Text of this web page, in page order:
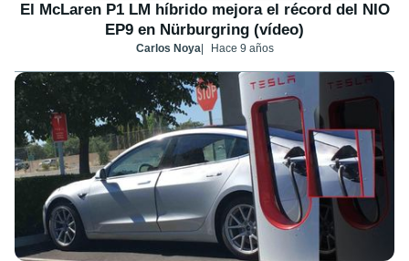
El McLaren P1 LM híbrido mejora el récord del NIO
EP9 en Nürburgring (vídeo)
Carlos Noya Hace 9 años